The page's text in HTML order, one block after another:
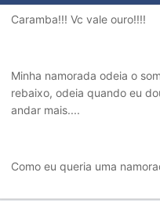
Caramba!!! Vc vale ouro!!!!
Minha namorada odeia o
rebaixo, odeia quando eu
andar mais....
Como eu queria uma